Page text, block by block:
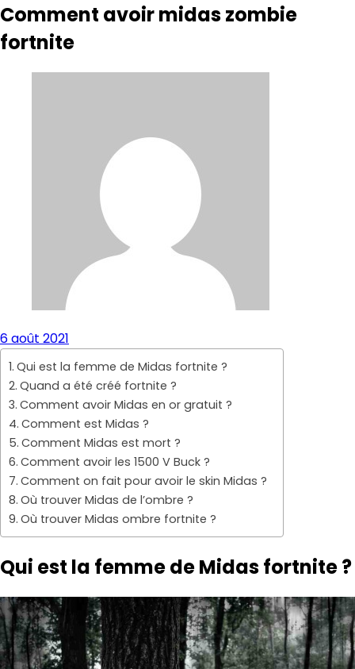
Comment avoir midas zombie
fortnite
6 août 2021
Qui est la femme de Midas fortnite ?
Quand a été créé fortnite ?
Comment avoir Midas en or gratuit ?
Comment est Midas ?
Comment Midas est mort ?
Comment avoir les 1500 V Buck ?
Comment on fait pour avoir le skin Midas ?
Où trouver Midas de l’ombre ?
Où trouver Midas ombre fortnite ?
Qui est la femme de Midas fortnite ?